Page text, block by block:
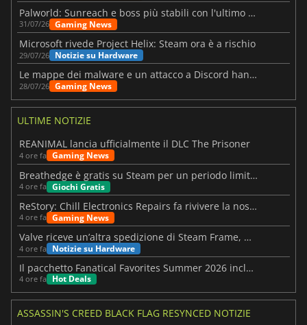
Palworld: Sunreach e boss più stabili con l'ultimo update
31/07/26 Gaming News
Microsoft rivede Project Helix: Steam ora è a rischio
29/07/26 Notizie su Hardware
Le mappe dei malware e un attacco a Discord hanno colpito Meccha Chameleon
28/07/26 Gaming News
ULTIME NOTIZIE
REANIMAL lancia ufficialmente il DLC The Prisoner
4 ore fa Gaming News
Breathedge è gratis su Steam per un periodo limitato
4 ore fa Giochi Gratis
ReStory: Chill Electronics Repairs fa rivivere la nostalgia degli anni 2000
4 ore fa Gaming News
Valve riceve un’altra spedizione di Steam Frame, ma la data di lancio rimane ancora sconosciuta
4 ore fa Notizie su Hardware
Il pacchetto Fanatical Favorites Summer 2026 include 19 giochi diversi tra cui scegliere
4 ore fa Hot Deals
ASSASSIN'S CREED BLACK FLAG RESYNCED NOTIZIE